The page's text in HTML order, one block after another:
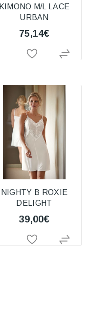
KIMONO M/L LACE
URBAN
75,14€
NIGHTY B ROXIE
DELIGHT
39,00€